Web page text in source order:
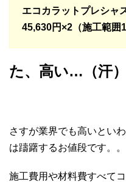
エコカラットプレシ
45,630円×2（施工範
た、高い…（汗）
さすが業界でも高いとい
は躊躇するお値段です。。
施工費用や材料費すべてコ